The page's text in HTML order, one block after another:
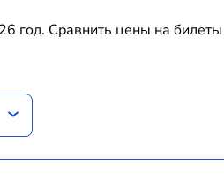
год. Сравнить цены на